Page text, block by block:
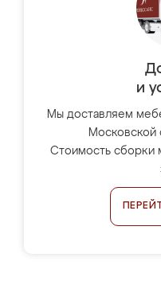
и
Мы доставляем
Московской
Стоимость сборки